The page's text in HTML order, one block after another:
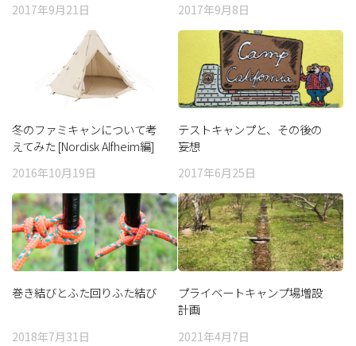
2017年9月21日 2017年9月8日
冬のファミキャンについて考
えてみた [Nordisk Alfheim編]
2016年10月19日
テストキャンプと、その後の
妄想
2017年6月25日
巻き結びとふた回りふた結び
2018年7月31日
プライベートキャンプ場増設
計画
2021年4月7日